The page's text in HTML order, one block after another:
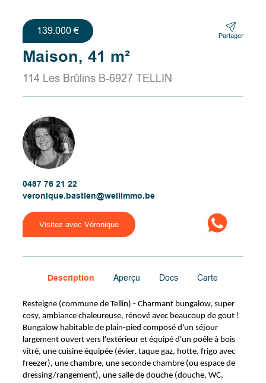
139.000 € Partager
Maison, 41 m²
114 Les Brûlins B-6927 TELLIN
0487 76 21 22
veronique.bastien@wellimmo.be
Visitez avec Véronique
Description Aperçu Docs Carte
Resteigne (commune de Tellin) - Charmant bungalow, super
cosy, ambiance chaleureuse, rénové avec beaucoup de gout !
Bungalow habitable de plain-pied composé d'un séjour
largement ouvert vers l'extérieur et équipé d'un poêle à bois
vitré, une cuisine équipée (évier, taque gaz, hotte, frigo avec
freezer), une chambre, une seconde chambre (ou espace de
dressing/rangement), une salle de douche (douche, WC,